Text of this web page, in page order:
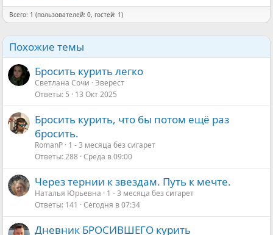
Всего: 1 (пользователей: 0, гостей: 1)
Похожие темы
Бросить курить легко
Светлана Сочи Эверест
Ответы 5 13 Окт 2025
Бросить курить, что бы потом ещё раз
бросить.
RomanP 1 - 3 месяца без сигарет
Ответы 288 Среда в 09:00
Через тернии к звездам. Путь к мечте.
Наталья Юрьевна
1 - 3 месяца без сигарет
Ответы 141 Сегодня в 07:34
Дневник БРОСИВШЕГО курить